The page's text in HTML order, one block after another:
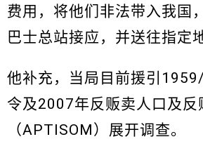
费用，将他们非法带入我国
巴士总站接应，并送往指定
他补充，当局目前援引
令及2007年反贩卖人口及反
（APTISOM）展开调查。